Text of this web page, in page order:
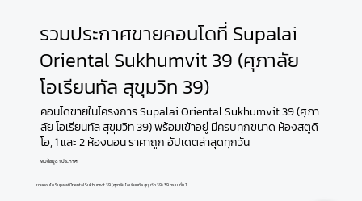
รวมประกาศขายคอนโดที่ Supalai
Oriental Sukhumvit 39 (ศุภาลัย
โอเรียนทัล สุขุมวิท 39)
คอนโดขายในโครงการ Supalai Oriental Sukhumvit 39 (ศุภา
ลัย โอเรียนทัล สุขุมวิท 39) พร้อมเข้าอยู่ มีครบทุกขนาด ห้องสตูดิ
โอ, 1 และ 2 ห้องนอน ราคาถูก อัปเดตล่าสุดทุกวัน
พบข้อมูล 1 ประกาศ
ขายคอนโด Supalai Oriental Sukhumvit 39 (ศุภาลัย โอเรียนทัล สุขุมวิท 39) 39 ตร.ม. ชั้น 7